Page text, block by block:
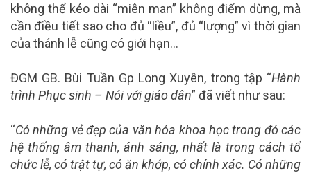
không thể kéo dài “miên man” không điểm dừng, mà
cần điều tiết sao cho đủ “liều”, đủ “lượng” vì thời gian
của thánh lễ cũng có giới hạn…
ĐGM GB. Bùi Tuần Gp Long Xuyên, trong tập “Hành
trình Phục sinh – Nói với giáo dân” đã viết như sau:
“Có những vẻ đẹp của văn hóa khoa học trong đó các
hệ thống âm thanh, ánh sáng, nhất là trong cách tổ
chức lễ, có trật tự, có ăn khớp, có chính xác. Có những